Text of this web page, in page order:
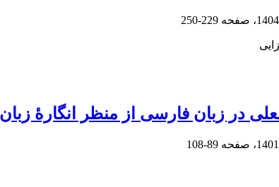
229-250
در زبان فارسی از منظر انگارۀ
89-108